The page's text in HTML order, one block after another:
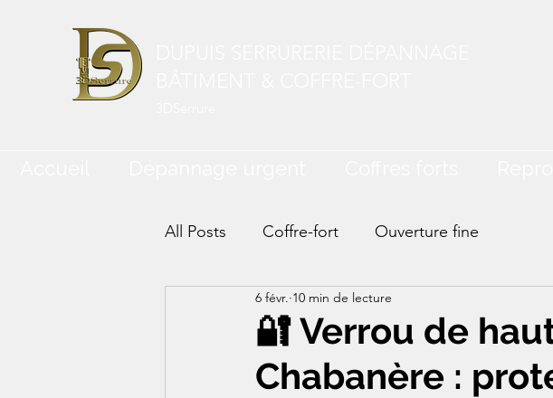
All Posts Coffre-fort Ouverture fine
🔐 Verrou de
Chabanère :
6 févr. 10 min de lecture